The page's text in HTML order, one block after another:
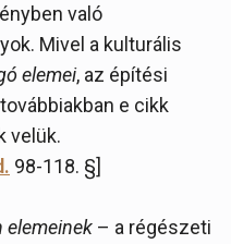
való
Mivel a kulturális
elemei, az építési
e cikk
velük.
98-118. §]
elemeinek – a régészeti